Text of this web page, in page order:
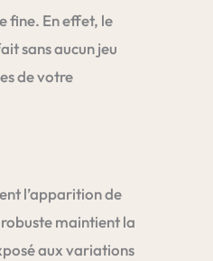
fine. En effet, le
sans aucun jeu
de votre
l’apparition de
maintient la
aux variations